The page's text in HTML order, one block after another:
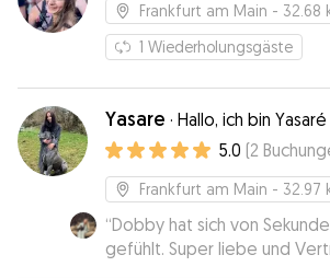
Frankfurt am Main - 32.68
1 Wiederholungsgäste
Yasare · Hallo, ich bin
5.0 (2
Frankfurt am Main - 32.97
“Dobby hat sich von
gefühlt. Super liebe und
Hundebetreuung! Jederzeit